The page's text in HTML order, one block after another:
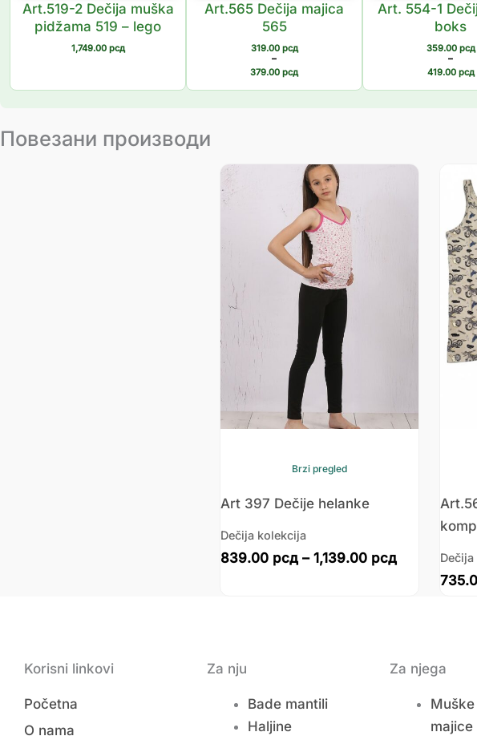
Art.519-2 Dečija muška
pidžama 519 – lego
1,749.00 рсд
Art.565 Dečija majica
565
319.00 рсд
–
379.00 рсд
Art. 554-1
boks
359.00 рсд
–
419.00 рсд
Повезани производи
Brzi pregled
Art 397 Dečije helanke
Dečija kolekcija
839.00 рсд – 1,139.00 рсд
Распон
839.00 рсд
1,139.00
Korisni linkovi
Početna
O nama
Za nju
Bade mantili
Haljine
Za njega
majice